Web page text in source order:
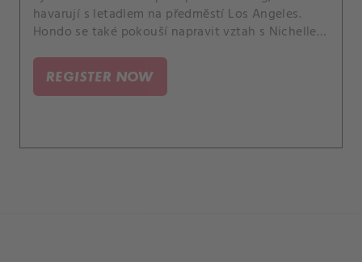
havarují s letadlem na předměstí Los Angeles.
Hondo se také pokouší napravit vztah s Nichelle,
služby a Deacon váhá, když je požádán, aby
promluvil se skupinou rekrutů o duševním zdraví.
REGISTER NOW